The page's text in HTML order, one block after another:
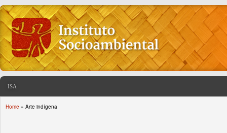
ISA
Home » Arte indígena